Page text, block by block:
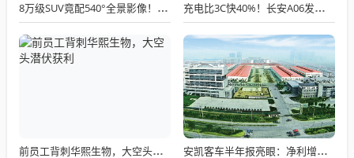
8万级SUV竟配540°全景影像！吉利全新博越7.9秒破百实测 充电比3C快40%！长安A06发布，630km续航+零压座椅，全家都爱坐！
前员工背刺华熙生物，大空头潜伏获利 安凯客车半年报亮眼：净利增长153%，但股东减持套现约5500万元